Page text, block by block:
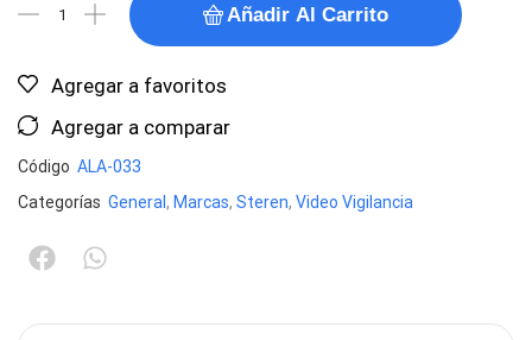
Añadir Al Carrito
Agregar a favoritos
Agregar a comparar
Código ALA-033
Categorías General , Marcas, Steren, Video Vigilancia